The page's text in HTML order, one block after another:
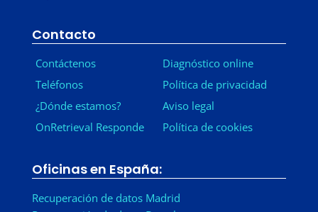
Contacto
Contáctenos
Teléfonos
¿Dónde estamos?
OnRetrieval Responde
Diagnóstico online
Política de privacidad
Aviso legal
Política de cookies
Oficinas en España:
Recuperación de datos Madrid